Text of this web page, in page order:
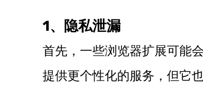
1、隐私泄漏
首先，一些浏览器扩展可能
提供更个性化的服务，但它